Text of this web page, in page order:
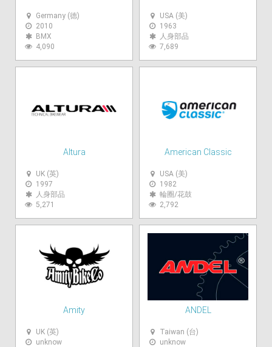
Germany (德)
2010
BMX
4,090
USA (美)
1963
人身部品
7,689
Altura
UK (英)
1997
人身部品
5,271
American Classic
USA (美)
1982
輪圈/花鼓
2,792
Amity
UK (英)
unknow
ANDEL
Taiwan (台)
unknow